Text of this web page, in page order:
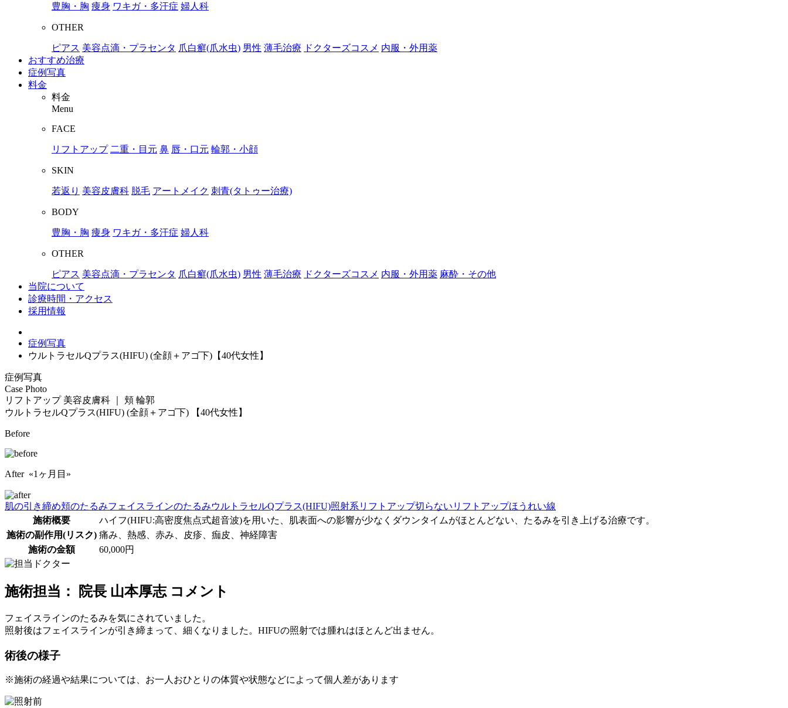
豊胸・胸 痩身 ワキガ・多汗症 婦人科
OTHER
ピアス 美容点滴・プラセンタ 爪白癬(爪水虫) 男性 薄毛治療 ドクターズコスメ 内服・外用薬
おすすめ治療
症例写真
料金
料金
Menu
FACE
リフトアップ 二重・目元 鼻 唇・口元 輪郭・小顔
SKIN
若返り 美容皮膚科 脱毛 アートメイク 刺青(タトゥー治療)
BODY
豊胸・胸 痩身 ワキガ・多汗症 婦人科
OTHER
ピアス 美容点滴・プラセンタ 爪白癬(爪水虫) 男性 薄毛治療 ドクターズコスメ 内服・外用薬 麻酔・その他
当院について
診療時間・アクセス
採用情報
症例写真
ウルトラセルQプラス(HIFU) (全顔＋アゴ下)【40代女性】
症例写真
Case Photo
リフトアップ 美容皮膚科 ｜ 頬 輪郭
ウルトラセルQプラス(HIFU) (全顔＋アゴ下)
【40代女性】
Before
After «1ヶ月目»
肌の引き締め頬のたるみフェイスラインのたるみウルトラセルQプラス(HIFU)照射系リフトアップ切らないリフトアップほうれい線
施術概要
ハイフ(HIFU:高密度焦点式超音波)を用いた、肌表面への影響が少なくダウンタイムがほとんどない、たるみを引き上げる治療です。
施術の副作用(リスク) 痛み、熱感、赤み、皮疹、痂皮、神経障害
施術の金額
60,000円
施術担当： 院長 山本厚志 コメント
フェイスラインのたるみを気にされていました。
照射後はフェイスラインが引き締まって、細くなりました。HIFUの照射では腫れはほとんど出ません。
術後の様子
※施術の経過や結果については、お一人おひとりの体質や状態などによって個人差があります